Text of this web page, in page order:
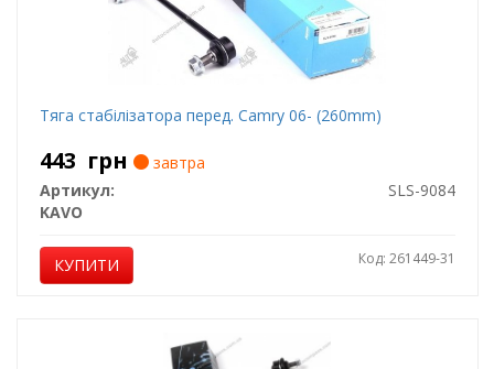
Тяга стабілізатора перед. Camry 06- (260mm)
443 грн
завтра
Артикул:
SLS-9084
KAVO
КУПИТИ Код: 261449-31